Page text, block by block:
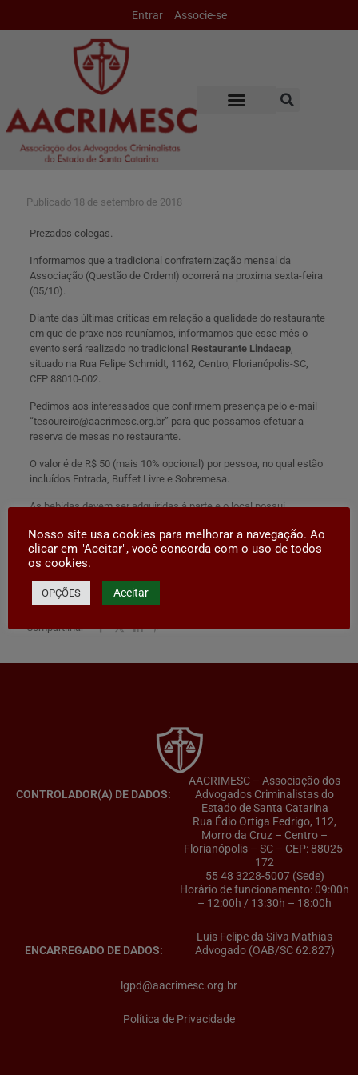
Entrar Associe-se
Publicado 18 de setembro de 2018
Prezados colegas.
Informamos que a tradicional confraternização mensal da
Associação (Questão de Ordem!) ocorrerá na proxima sexta-feira
(05/10).
Diante das últimas críticas em relação a qualidade do restaurante
em que de praxe nos reuníamos, informamos que esse mês o
evento será realizado no tradicional Restaurante Lindacap,
situado na Rua Felipe Schmidt, 1162, Centro, Florianópolis-SC,
CEP 88010-002.
Pedimos aos interessados que confirmem presença pelo e-mail
“tesoureiro@aacrimesc.org.br” para que possamos efetuar a
reserva de mesas no restaurante.
O valor é de R$ 50 (mais 10% opcional) por pessoa, no qual estão
incluídos Entrada, Buffet Livre e Sobremesa.
As bebidas devem ser adquiridas à parte e o local possui
Contamos com a presença de todos!
Compartilhar
CONTROLADOR(A) DE DADOS:
AACRIMESC – Associação dos
Advogados Criminalistas do
Estado de Santa Catarina
Rua Édio Ortiga Fedrigo, 112,
Morro da Cruz – Centro –
Florianópolis – SC – CEP: 88025-
172
55 48 3228-5007 (Sede)
Horário de funcionamento: 09:00h
– 12:00h / 13:30h – 18:00h
ENCARREGADO DE DADOS:
Luis Felipe da Silva Mathias
Advogado (OAB/SC 62.827)
lgpd@aacrimesc.org.br
Política de Privacidade
Nosso site usa cookies para melhorar a navegação. Ao
clicar em "Aceitar", você concorda com o uso de todos
os cookies.
OPÇÕES Aceitar